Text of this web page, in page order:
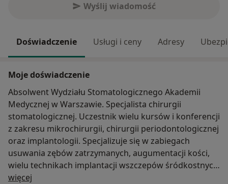
Wyślij wiadomość
Doświadczenie Usługi i ceny Adresy
Moje doświadczenie
Absolwent Wydziału Stomatologicznego Akademii
Medycznej w Warszawie. Specjalista chirurgii
stomatologicznej. Uczestnik wielu kursów i konferencji
z zakresu mikrochirurgii, chirurgii periodontologicznej
oraz implantologii. Specjalizuje się w zabiegach
usuwania zębów zatrzymanych, augumentacji kości,
wielu technikach implantacji wszczepów śródkostnych
, trudnych przypadkach protetycznych (pracach
więcej